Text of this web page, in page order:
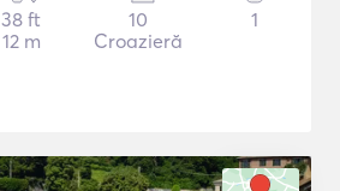
38 ft
12 m
10
Croazieră
1